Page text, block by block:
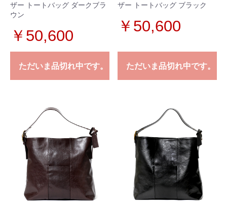
ザー トートバッグ ダークブラ
ウン
￥50,600
ただいま品切れ中です。
ザー トートバッグ ブラック
￥50,600
ただいま品切れ中です。